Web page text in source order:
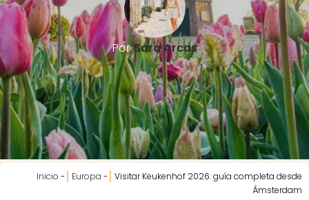
PorSara Arcas
Inicio - Europa -
Visitar Keukenhof 2026: guía completa desde
Ámsterdam